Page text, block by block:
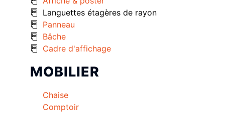
Languettes étagères de rayon
Panneau
Bâche
Cadre d'affichage
MOBILIER
Chaise
Comptoir